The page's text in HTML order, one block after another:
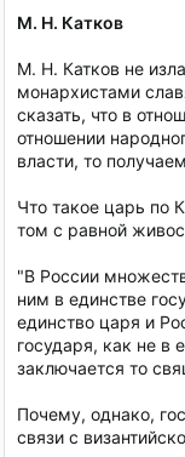
М. Н. Катков
М. Н. Катков не
монархистами
сказать, что в
отношении
власти, то
Что такое царь по
том с равной
"В России
ним в единстве
единство царя и
государя, как не в
заключается то
Почему, однако,
связи с